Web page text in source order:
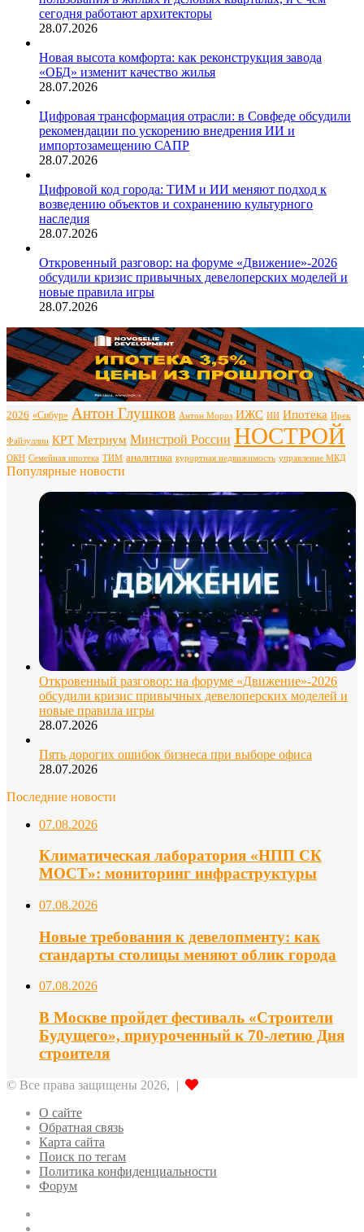
сегодня работают архитекторы
28.07.2026
Новая высота комфорта: как реконструкция завода
«ОБД» изменит качество жилья
28.07.2026
Цифровая трансформация отрасли: в Совфеде обсудили
рекомендации по ускорению внедрения ИИ и
импортозамещению САПР
28.07.2026
Цифровой код города: ТИМ и ИИ меняют подход к
возведению объектов и сохранению культурного
наследия
28.07.2026
Откровенный разговор: на форуме «Движение»-2026
обсудили кризис привычных девелоперских моделей и
новые правила игры
28.07.2026
2026 «Сибур» Антон Глушков Антон Мороз ИЖС ИИ Ипотека Ирек
Файзуллин КРТ Метриум Минстрой России НОСТРОЙ
ОКН Семейная ипотека ТИМ аналитика курортная недвижимость управление МКД
Популярные новости
Откровенный разговор: на форуме «Движение»-2026
обсудили кризис привычных девелоперских моделей и
новые правила игры
28.07.2026
Пять дорогих ошибок бизнеса при выборе офиса
28.07.2026
Последние новости
07.08.2026
Климатическая лаборатория «НПП СК
МОСТ»: мониторинг инфраструктуры
07.08.2026
Новые требования к девелопменту: как
стандарты столицы меняют облик города
07.08.2026
В Москве пройдет фестиваль «Строители
Будущего», приуроченный к 70-летию Дня
строителя
© Все права защищены 2026, |
О сайте
Обратная связь
Карта сайта
Поиск по тегам
Политика конфиденциальности
Форум